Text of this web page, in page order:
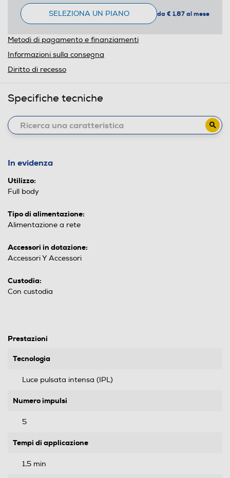
SELEZIONA UN PIANO da € 1,87 al mese
Metodi di pagamento e finanziamenti
Informazioni sulla consegna
Diritto di recesso
Specifiche tecniche
In evidenza
Utilizzo:
Full body
Tipo di alimentazione:
Alimentazione a rete
Accessori in dotazione:
Accessori Y Accessori
Custodia:
Con custodia
Prestazioni
Tecnologia
Luce pulsata intensa (IPL)
Numero impulsi
5
Tempi di applicazione
1,5 min